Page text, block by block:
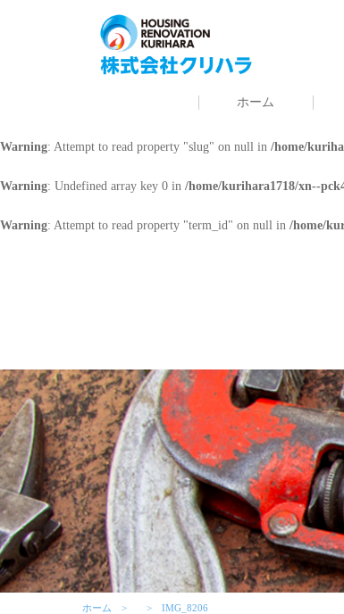
ホーム
: Undefined array key 0 in/home/kurihara1718/xn--
: Attempt to read property "cat_name" on null in /home/
/home/kurihara1718/xn--
Warning: Attempt to read property "slug" on null in /home/
Warning: Undefined array key 0 in /home/kurihara1718/xn--
Warning: Attempt to read property "term_id" on null in /home/
ホーム IMG_8206